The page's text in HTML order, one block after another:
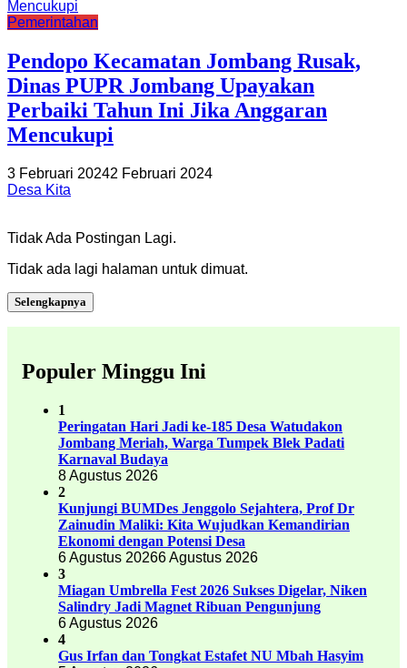
Pemerintahan
Pendopo Kecamatan Jombang Rusak,
Dinas PUPR Jombang Upayakan
Perbaiki Tahun Ini Jika Anggaran
Mencukupi
3 Februari 20242 Februari 2024
Desa Kita
Tidak Ada Postingan Lagi.
Tidak ada lagi halaman untuk dimuat.
Selengkapnya
Populer Minggu Ini
1
Peringatan Hari Jadi ke-185 Desa Watudakon
Jombang Meriah, Warga Tumpek Blek Padati
Karnaval Budaya
8 Agustus 2026
2
Kunjungi BUMDes Jenggolo Sejahtera, Prof Dr
Zainudin Maliki: Kita Wujudkan Kemandirian
Ekonomi dengan Potensi Desa
6 Agustus 20266 Agustus 2026
3
Miagan Umbrella Fest 2026 Sukses Digelar, Niken
Salindry Jadi Magnet Ribuan Pengunjung
6 Agustus 2026
4
Gus Irfan dan Tongkat Estafet NU Mbah Hasyim